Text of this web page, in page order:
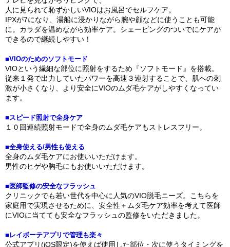
人に見られて恥ずかしいVIOはお風呂でセルフケア。
IPXが7になり、湯船に浸かりながら腕や顔などに使うことも可能
に。カラダを温めながら効率ケア。シェービングのついでにケアが
できるので継続しやすい！
■VIOのためのソフトモード
VIOという繊細な部位に照射をするため『ソフトモード』を搭載。
従来１発で出力していたパワーを高速３連射することで、肌への刺
激が小さくなり、より安全にVIOのムダ毛ケアがしやすくなってい
ます。
■スピード照射で全身ケア
１０回連続照射モードで全身のムダ毛ケアもストレスフリー。
■全身使える/男性も使える
全身のムダ毛ケアにお使いいただけます。
男性のヒゲや胸毛にもお使いいただけます。
■医師監修の安全なフラッシュ
クリニックでも若い世代を中心に人気のVIO脱毛ニーズ。こちらを
家庭用で実現させるために、安全性＋ムダ毛ケア効率を考えて医師
にVIOに当てても安全なフラッシュの監修をいただきました。
■レイボーテアプリで管理も楽々
公式アプリ(iOS限定)を使えば使用した部位・次に使うタイミングを